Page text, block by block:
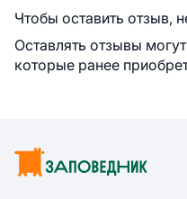
Чтобы оставить отзыв,
Оставлять отзывы
которые ранее